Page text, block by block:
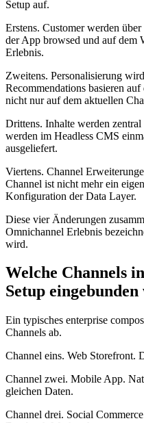
Setup auf.
Erstens. Customer werden
der App browsed und auf dem
Erlebnis.
Zweitens. Personalisierung
Recommendations basieren
nicht nur auf dem aktuellen
Drittens. Inhalte werden
werden im Headless CMS
ausgeliefert.
Viertens. Channel
Channel ist nicht mehr ein
Konfiguration der Data Layer.
Diese vier Änderungen
Omnichannel Erlebnis
wird.
Welche Channels
Setup
Ein typisches enterprise
Channels ab.
Channel eins. Web Storefront.
Channel zwei. Mobile App.
gleichen Daten.
Channel drei. Social